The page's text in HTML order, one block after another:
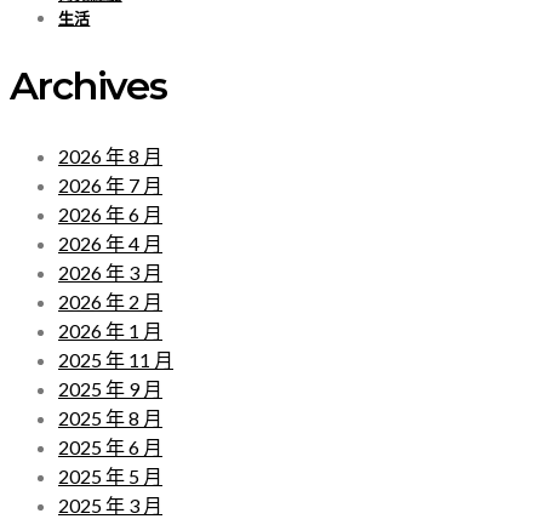
生活
Archives
2026 年 8 月
2026 年 7 月
2026 年 6 月
2026 年 4 月
2026 年 3 月
2026 年 2 月
2026 年 1 月
2025 年 11 月
2025 年 9 月
2025 年 8 月
2025 年 6 月
2025 年 5 月
2025 年 3 月